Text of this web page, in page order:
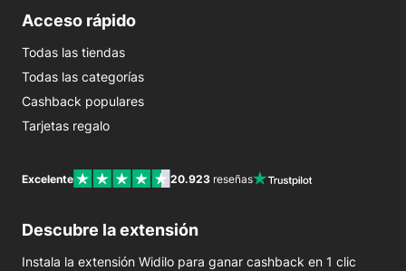
Acceso rápido
Todas las tiendas
Todas las categorías
Cashback populares
Tarjetas regalo
Excelente 20.923 reseñas
Descubre la extensión
Instala la extensión Widilo para ganar cashback en 1 clic